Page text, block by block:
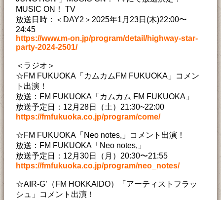
MUSIC ON！ TV
放送日時：＜DAY2＞2025年1月23日(木)22:00〜
24:45
https://www.m-on.jp/program/detail/highway-star-
party-2024-2501/
＜ラジオ＞
☆FM FUKUOKA「カムカムFM FUKUOKA」コメン
ト出演！
放送：FM FUKUOKA「カムカム FM FUKUOKA」
放送予定日：12月28日（土）21:30~22:00
https://fmfukuoka.co.jp/program/come/
☆FM FUKUOKA「Neo notes,」コメント出演！
放送：FM FUKUOKA「Neo notes,」
放送予定日：12月30日（月）20:30〜21:55
https://fmfukuoka.co.jp/program/neo_notes/
☆AIR-G’（FM HOKKAIDO）「アーティストフラッ
シュ」コメント出演！